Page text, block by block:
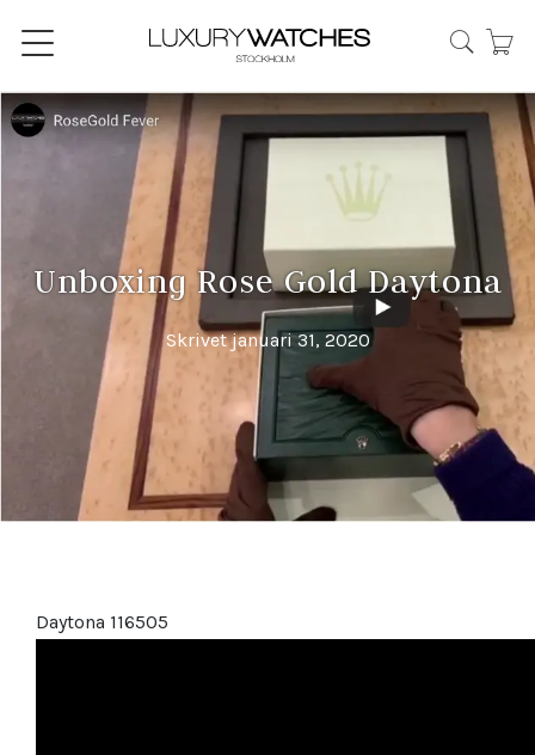
Unboxing Rose Gold Daytona
Skrivet januari 31, 2020
Daytona 116505